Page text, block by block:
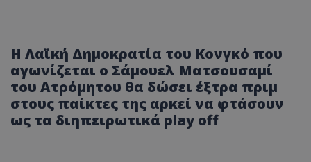
H Λαϊκή Δημοκρατία του Κονγκό που
αγωνίζεται ο Σάμουελ Ματσουσαμί
του Ατρόμητου θα δώσει έξτρα πριμ
στους παίκτες της αρκεί να φτάσουν
ως τα διηπειρωτικά play off